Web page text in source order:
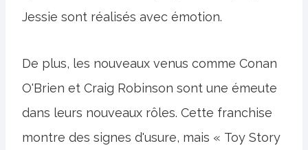
Jessie sont réalisés avec émotion.
De plus, les nouveaux venus comme Conan
O'Brien et Craig Robinson sont une émeute
dans leurs nouveaux rôles. Cette franchise
montre des signes d'usure, mais « Toy Story